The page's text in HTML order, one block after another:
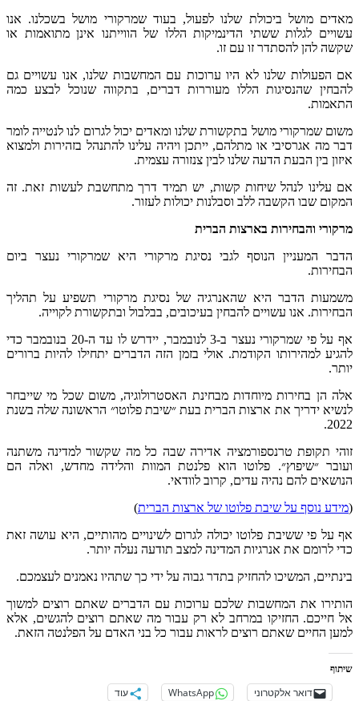
לפעול ,בעוד שמרקורי מושל בשכלנו. אנו
הללו של הווייתנו אינן מתואמות או
זו.
ערוכות עם המחשבות שלנו,אנו עשויים גם
דברים,בתקווה שנוכל לבצע כמה
שלנו ומאדים יכול לגרום לנו לנטייה לומר
,ייתכן ויהיה עלינו להתנהל בזהירות ולמצוא
לבין צנזורה עצמית.
, יש תמיד דרך מתחשבת לעשות זאת .זה
יכולות לעזור.
הברית
נסיגת מרקורי היא שמרקורי נעצר ביום
של נסיגת מרקורי תשפיע על תהליך
בעיכובים,בבלבול ובתקשורת לקוייה.
-3 לנובמבר,יידרש לו עד ה-20 בנובמבר כדי
אולי בזמן הזה הדברים יתחילו להיות ברורים
מבחינת האסטרולוגיה,משום שכל מי שייבחר
בעת ״שיבת פלוטו״ הראשונה שלה בשנת
אדירה שבה כל מה שקשור למדינה משתנה
פלנטת המוות והלידה מחדש,ואלה
הם
קרוב לוודאי.
של ארצות הברית)
לגרום לשינויים מהותיים,היא עושה זאת
למצב תודעה נעלה יותר.
גבוה על ידי כך שתהיו נאמנים לעצמכם
ערוכות עם הדברים שאתם רוצים למשוך
לא
רק עבור מה שאתם רוצים להגשים,אלא
לראות עבור כל בני האדם על הפלנטה הזאת.
WhatsApp עוד